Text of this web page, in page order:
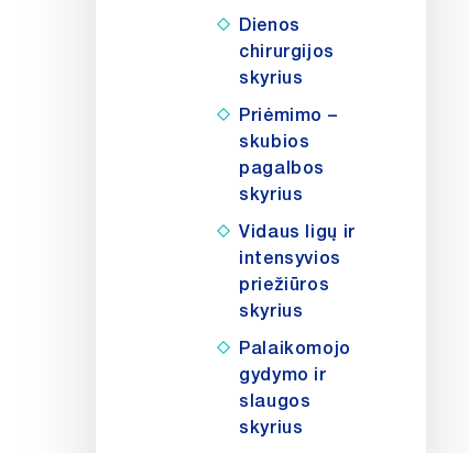
Dienos
chirurgijos
skyrius
Priėmimo –
skubios
pagalbos
skyrius
Vidaus ligų ir
intensyvios
priežiūros
skyrius
Palaikomojo
gydymo ir
slaugos
skyrius